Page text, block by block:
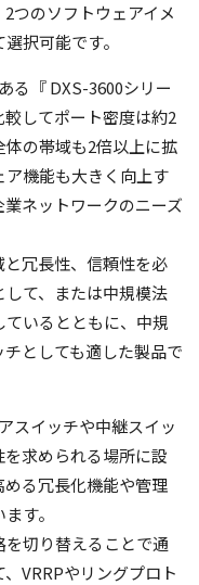
つのソフトウェアイメ
択可能です。
る『 DXS-3600シリー
してポート密度は約2
の帯域も2倍以上に拡
機能も大きく向上す
ネットワークのニーズ
冗長性、信頼性を必
て、または中規模法
いるとともに、中規
としても適した製品で
スイッチや中継スイッ
求められる場所に設
る冗長化機能や管理
す。
切り替えることで通
VRRPやリングプロト